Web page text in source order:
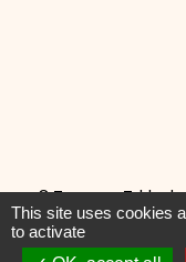
© Taverne – Table
Pour votre santé,
This site uses cookies
to activate